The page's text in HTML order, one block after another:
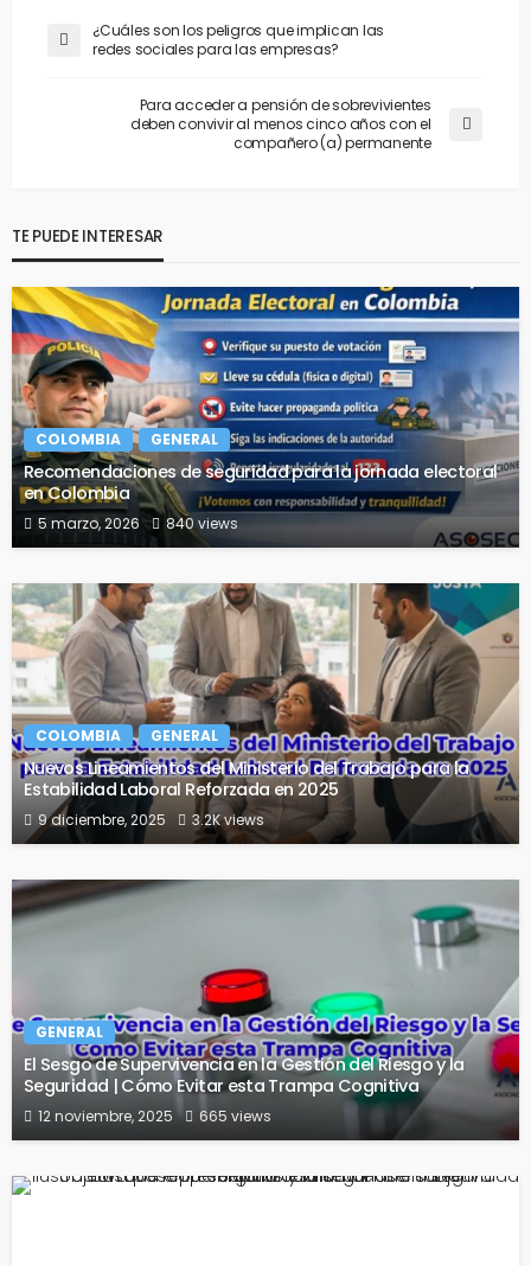
¿Cuáles son los peligros que implican las
redes sociales para las empresas?
Para acceder a pensión de sobrevivientes
deben convivir al menos cinco años con el
compañero (a) permanente
TE PUEDE INTERESAR
COLOMBIA GENERAL
Recomendaciones de seguridad para la jornada electoral
en Colombia
5 marzo, 2026 840 views
COLOMBIA GENERAL
Nuevos Lineamientos del Ministerio del Trabajo para la
Estabilidad Laboral Reforzada en 2025
9 diciembre, 2025 3.2K views
GENERAL
El Sesgo de Supervivencia en la Gestión del Riesgo y la
Seguridad | Cómo Evitar esta Trampa Cognitiva
12 noviembre, 2025 665 views